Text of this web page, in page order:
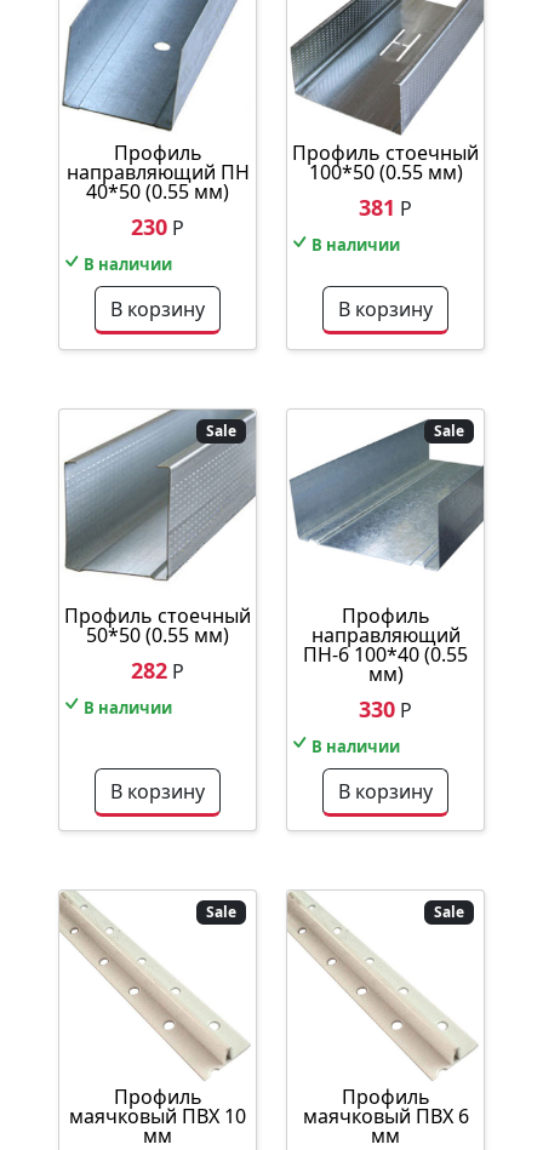
Профиль
направляющий ПН
40*50 (0.55 мм)
230 Р
В наличии
В корзину
Профиль стоечный
100*50 (0.55 мм)
381 Р
В наличии
В корзину
Sale
Профиль стоечный
50*50 (0.55 мм)
282 Р
В наличии
В корзину
Sale
Профиль
направляющий
ПН-6 100*40 (0.55
мм)
330 Р
В наличии
В корзину
Sale
Профиль
маячковый ПВХ 10
мм
Sale
Профиль
маячковый ПВХ 6
мм